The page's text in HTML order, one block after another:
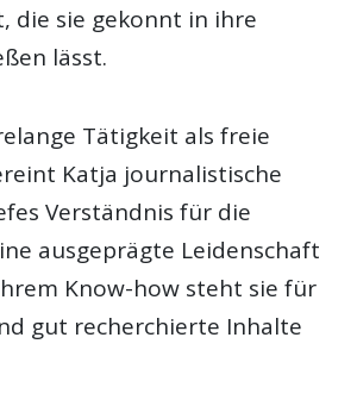
die sie gekonnt in ihre
lässt.
Tätigkeit als freie
Katja journalistische
Verständnis für die
ausgeprägte Leidenschaft
Know-how steht sie für
gut recherchierte Inhalte